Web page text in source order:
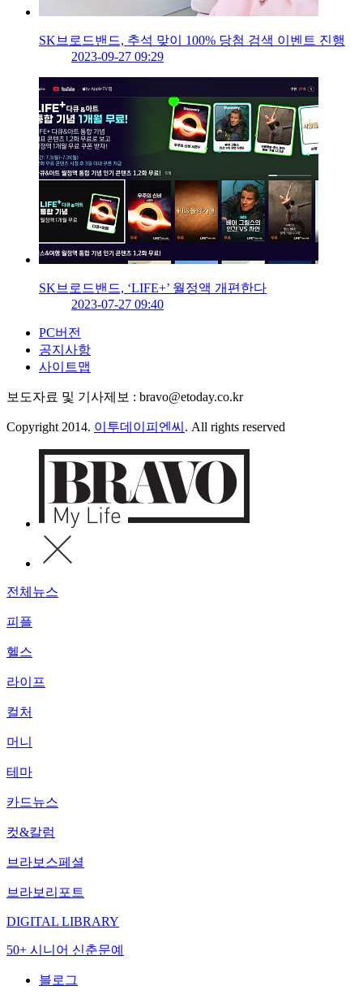
SK브로드밴드, 추석 맞이 100% 당첨 검색 이벤트 진행
2023-09-27 09:29
SK브로드밴드, ‘LIFE+’ 월정액 개편한다
2023-07-27 09:40
PC버전
공지사항
사이트맵
보도자료 및 기사제보 : bravo@etoday.co.kr
Copyright 2014. 이투데이피엔씨 . All rights reserved
전체뉴스
피플
헬스
라이프
컬처
머니
테마
카드뉴스
컷&칼럼
브라보스페셜
브라보리포트
DIGITAL LIBRARY
50+ 시니어 신춘문예
블로그